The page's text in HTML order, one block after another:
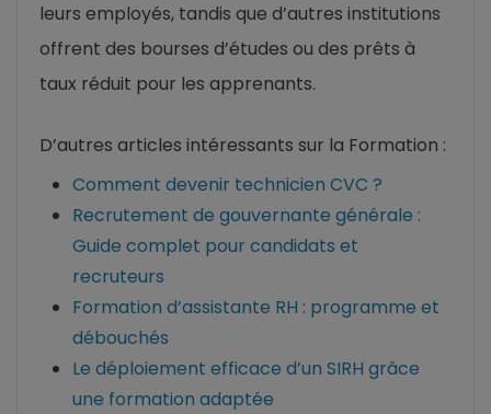
leurs employés, tandis que d’autres institutions
offrent des bourses d’études ou des prêts à
taux réduit pour les apprenants.
D’autres articles intéressants sur la Formation :
Comment devenir technicien CVC ?
Recrutement de gouvernante générale :
Guide complet pour candidats et
recruteurs
Formation d’assistante RH : programme et
débouchés
Le déploiement efficace d’un SIRH grâce
une formation adaptée